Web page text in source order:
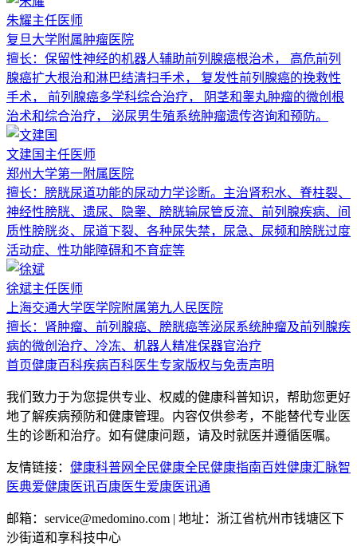
朱耀主任医师
复旦大学附属肿瘤医院
擅长： 保留性神经的机器人辅助前列腺癌根治术， 高危前列
腺癌扩大根治和淋巴结清扫手术， 复发性前列腺癌的挽救性
手术， 前列腺癌多学科综合治疗， 阴茎和睾丸肿瘤的微创根
治术和综合治疗， 泌尿男生殖系统肿瘤遗传咨询和预防。
文建国 主任医师
郑州大学第一附属医院
擅长： 膀胱尿道功能的尿动力学诊断。主治肾积水、脊柱裂、
神经性膀胱、遗尿、隐睾、膀胱输尿管反流、前列腺疾病、间
质性膀胱炎、尿道下裂、各种尿失禁，尿急、尿频和膀胱过度
活动症、性功能障碍和不育症等
徐斌主任医师
上海交通大学医学院附属第九人民医院
擅长： 肾肿瘤、前列腺癌、膀胱癌等泌尿系统肿瘤及前列腺疾
病的微创治疗、冷冻、机器人精准保器官治疗
首页健康百科疾病百科医生专家版权与免责声明
我们致力于为您提供专业、权威的健康科普知识，帮助您更好
地了解疾病预防和健康管理。内容仅供参考，不能替代专业医
生的诊断和治疗。如有健康问题，请及时就医并遵循医嘱。
友情链接： 健康科普网全民健康全民健康指南百姓健康汇脉智
医典爱健康医讯百康医生爱康医讯通
邮箱：service@medomino.com | 地址：浙江省杭州市钱塘区下
沙街道和享科技中心